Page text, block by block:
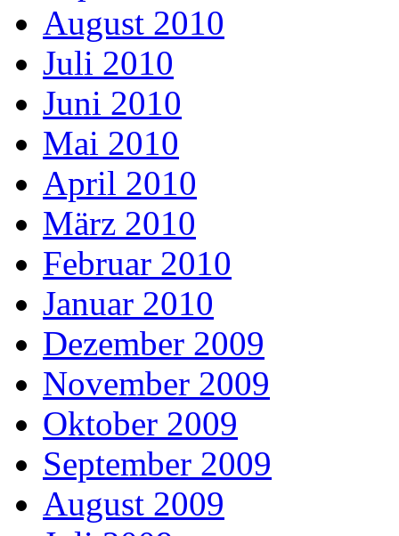
August 2010
Juli 2010
Juni 2010
Mai 2010
April 2010
März 2010
Februar 2010
Januar 2010
Dezember 2009
November 2009
Oktober 2009
September 2009
August 2009